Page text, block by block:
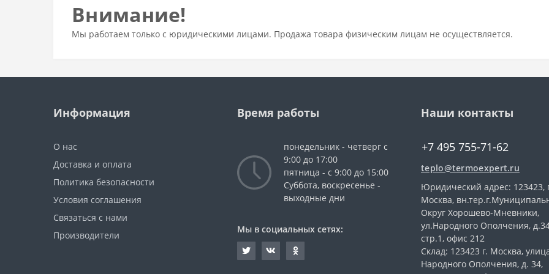
Внимание!
Мы работаем только с юридическими лицами. Продажа товара физическим лицам не осуществляется.
Информация
О нас
Доставка и оплата
Политика безопасности
Условия соглашения
Связаться с нами
Производители
Время работы
понедельник - четверг с
9:00 до 17:00
пятница - с 9:00 до 15:00
Суббота, воскресенье -
выходные дни
Мы в социальных сетях:
Наши контакты
+7 495 755-71-62
teplo@termoexpert.ru
Юридический адрес: 123423,
Москва,
Округ Хорошево-Мневники,
ул.Народного Ополчения,
стр.1, офис 212
Склад: 123423 г. Москва,
Народного Ополчения, д. 34,